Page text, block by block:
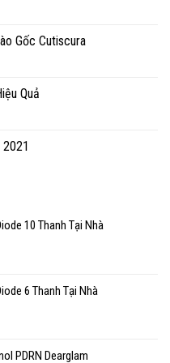
Gốc Cutiscura
Quả
10 Thanh Tại Nhà
6 Thanh Tại Nhà
PDRN Dearglam